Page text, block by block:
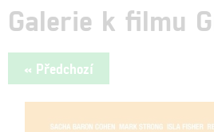
Galerie k filmu
« Předchozí